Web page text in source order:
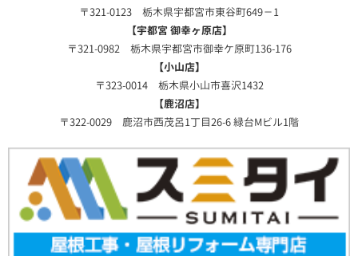
〒321-0123 栃木県宇都宮市東谷町649－1
【宇都宮 御幸ヶ原店】
〒321-0982 栃木県宇都宮市御幸ケ原町136-176
【小山店】
〒323-0014 栃木県小山市喜沢1432
【鹿沼店】
〒322-0029 鹿沼市西茂呂1丁目26-6 緑台Mビル1階